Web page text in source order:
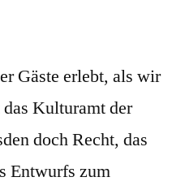
Gäste erlebt, als wir
Kulturamt der
doch Recht, das
Entwurfs zum